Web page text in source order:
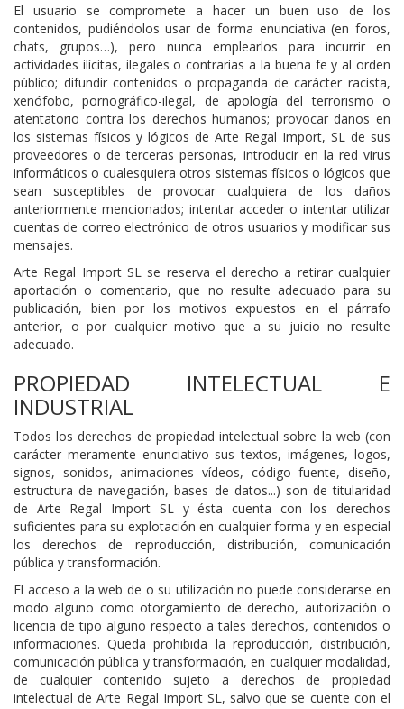
El usuario se compromete a hacer un buen uso de los
contenidos, pudiéndolos usar de forma enunciativa (en foros,
chats, grupos…), pero nunca emplearlos para incurrir en
actividades ilícitas, ilegales o contrarias a la buena fe y al orden
público; difundir contenidos o propaganda de carácter racista,
xenófobo, pornográfico-ilegal, de apología del terrorismo o
atentatorio contra los derechos humanos; provocar daños en
los sistemas físicos y lógicos de Arte Regal Import, SL de sus
proveedores o de terceras personas, introducir en la red virus
informáticos o cualesquiera otros sistemas físicos o lógicos que
sean susceptibles de provocar cualquiera de los daños
anteriormente mencionados; intentar acceder o intentar utilizar
cuentas de correo electrónico de otros usuarios y modificar sus
mensajes.
Arte Regal Import SL se reserva el derecho a retirar cualquier
aportación o comentario, que no resulte adecuado para su
publicación, bien por los motivos expuestos en el párrafo
anterior, o por cualquier motivo que a su juicio no resulte
adecuado.
PROPIEDAD INTELECTUAL E
INDUSTRIAL
Todos los derechos de propiedad intelectual sobre la web (con
carácter meramente enunciativo sus textos, imágenes, logos,
signos, sonidos, animaciones vídeos, código fuente, diseño,
estructura de navegación, bases de datos...) son de titularidad
de Arte Regal Import SL y ésta cuenta con los derechos
suficientes para su explotación en cualquier forma y en especial
los derechos de reproducción, distribución, comunicación
pública y transformación.
El acceso a la web de o su utilización no puede considerarse en
modo alguno como otorgamiento de derecho, autorización o
licencia de tipo alguno respecto a tales derechos, contenidos o
informaciones. Queda prohibida la reproducción, distribución,
comunicación pública y transformación, en cualquier modalidad,
de cualquier contenido sujeto a derechos de propiedad
intelectual de Arte Regal Import SL, salvo que se cuente con el